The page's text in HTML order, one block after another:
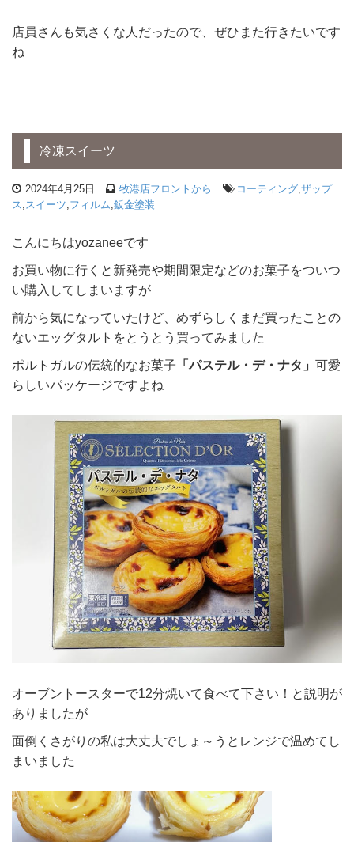
店員さんも気さくな人だったので、ぜひまた行きたいです
ね
冷凍スイーツ
2024年4月25日 牧港店フロントから コーティング ザップ
ス スイーツ フィルム 鈑金塗装
こんにちはyozaneeです
お買い物に行くと新発売や期間限定などのお菓子をついつ
い購入してしまいますが
前から気になっていたけど、めずらしくまだ買ったことの
ないエッグタルトをとうとう買ってみました
ポルトガルの伝統的なお菓子 「パステル・デ・ナタ」 可愛
らしいパッケージですよね
オーブントースターで12分焼いて食べて下さい！と説明が
ありましたが
面倒くさがりの私は大丈夫でしょ～うとレンジで温めてし
まいました